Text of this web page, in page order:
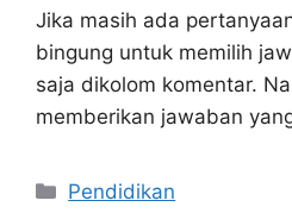
Jika masih ada
bingung untuk memilih
saja dikolom komentar.
memberikan jawaban
Kategori
Pendidikan